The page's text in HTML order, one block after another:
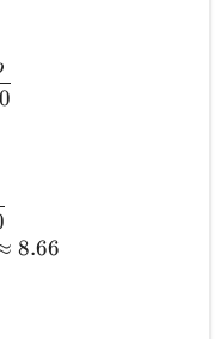
\cos
0.866
8.66